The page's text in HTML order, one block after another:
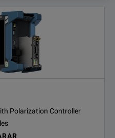
Polarization Controller